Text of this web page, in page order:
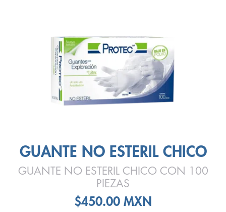
GUANTE NO ESTERIL CHICO
GUANTE NO ESTERIL CHICO CON 100
PIEZAS
$450.00 MXN